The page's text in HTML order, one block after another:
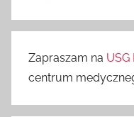
Zapraszam na USG
centrum